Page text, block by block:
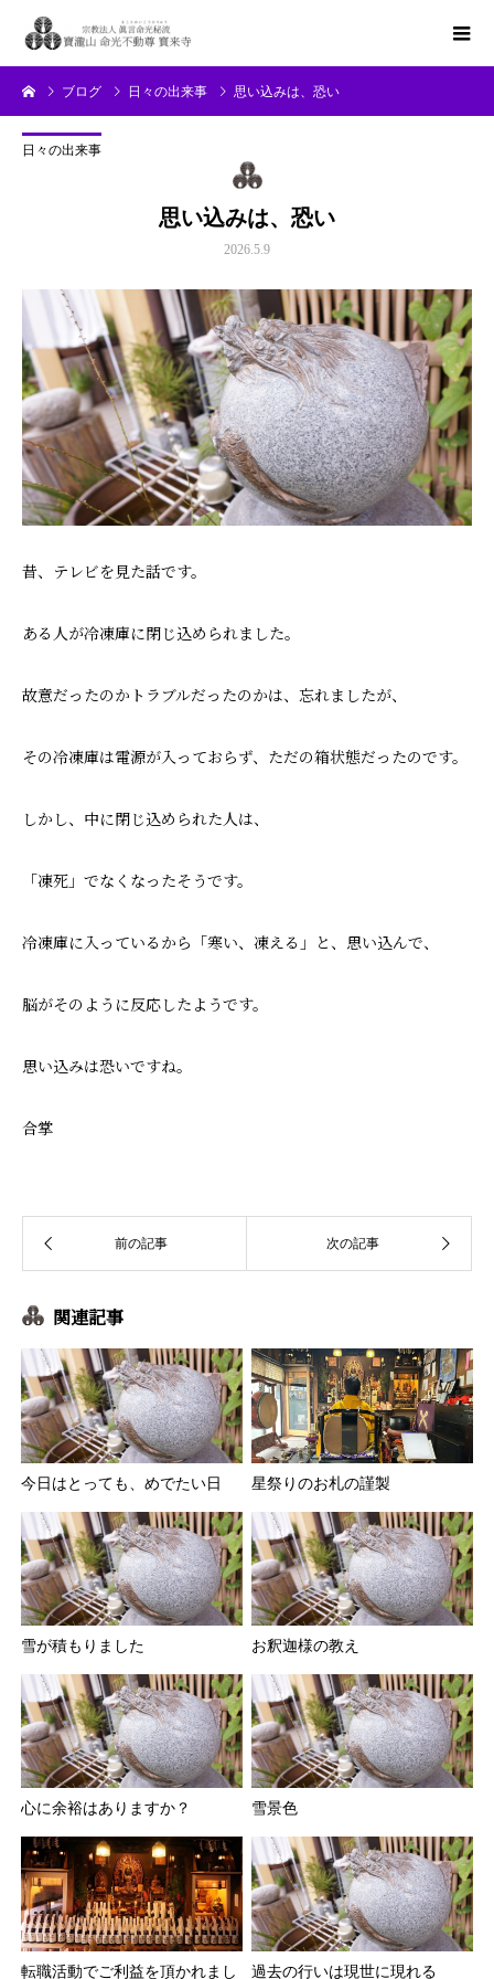
ブログ 日々の出来事 思い込みは、恐い
日々の出来事
思い込みは、恐い
2026.5.9
昔、テレビを見た話です。
ある人が冷凍庫に閉じ込められました。
故意だったのかトラブルだったのかは、忘れましたが、
その冷凍庫は電源が入っておらず、ただの箱状態だったのです。
しかし、中に閉じ込められた人は、
「凍死」でなくなったそうです。
冷凍庫に入っているから「寒い、凍える」と、思い込んで、
脳がそのように反応したようです。
思い込みは恐いですね。
合掌
関連記事
今日はとっても、めでたい日 星祭りのお札の謹製
雪が積もりました お釈迦様の教え
心に余裕はありますか？ 雪景色
転職活動でご利益を頂かれまし 過去の行いは現世に現れる